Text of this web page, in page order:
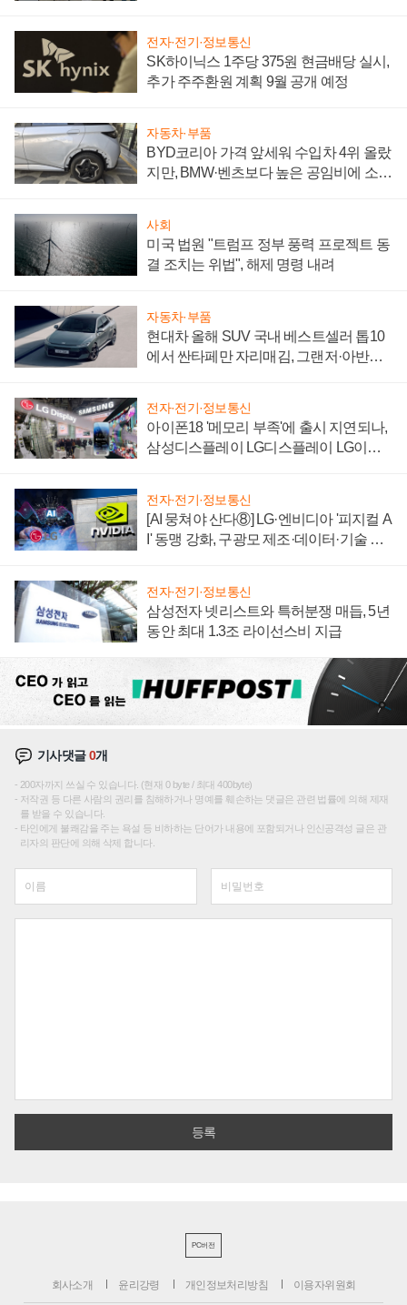
전자·전기·정보통신
SK하이닉스 1주당 375원 현금배당 실시,
추가 주주환원 계획 9월 공개 예정
자동차·부품
BYD코리아 가격 앞세워 수입차 4위 올랐
지만, BMW·벤츠보다 높은 공임비에 소비
사회
미국 법원 "트럼프 정부 풍력 프로젝트 동
결 조치는 위법", 해제 명령 내려
자동차·부품
현대차 올해 SUV 국내 베스트셀러 톱10
에서 싼타페만 자리매김, 그랜저·아반떼
전자·전기·정보통신
아이폰18 '메모리 부족'에 출시 지연되나,
삼성디스플레이 LG디스플레이 LG이노
전자·전기·정보통신
[AI 뭉쳐야 산다⑧] LG·엔비디아 '피지컬 A
I' 동맹 강화, 구광모 제조·데이터·기술 결
전자·전기·정보통신
삼성전자 넷리스트와 특허분쟁 매듭, 5년
동안 최대 1.3조 라이선스비 지급
기사댓글0개
200자까지 쓰실 수 있습니다. (현재 0 byte / 최대 400byte)
저작권 등 다른 사람의 권리를 침해하거나 명예를 훼손하는 댓글은 관련 법률에 의해 제재
를 받을 수 있습니다.
타인에게 불쾌감을 주는 욕설 등 비하하는 단어가 내용에 포함되거나 인신공격성 글은 관
리자의 판단에 의해 삭제 합니다.
PC버전
회사소개 윤리강령 개인정보처리방침 이용자위원회